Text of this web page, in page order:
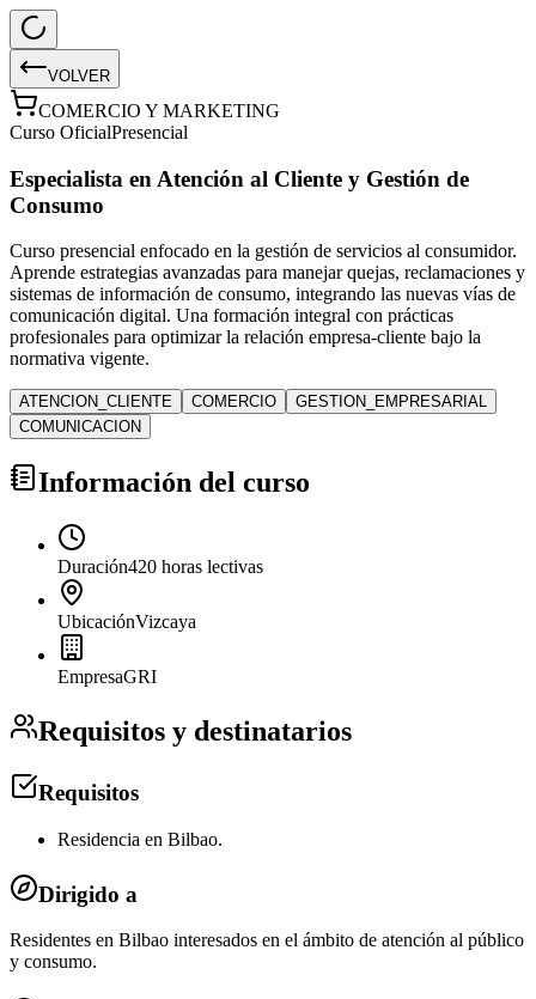
VOLVER
COMERCIO Y MARKETING
Curso OficialPresencial
Especialista en Atención al Cliente y Gestión de
Consumo
Curso presencial enfocado en la gestión de servicios al consumidor.
Aprende estrategias avanzadas para manejar quejas, reclamaciones y
sistemas de información de consumo, integrando las nuevas vías de
comunicación digital. Una formación integral con prácticas
profesionales para optimizar la relación empresa-cliente bajo la
normativa vigente.
ATENCION_CLIENTE COMERCIO
GESTION_EMPRESARIAL
COMUNICACION
Información del curso
Duración420 horas lectivas
UbicaciónVizcaya
EmpresaGRI
Requisitos y destinatarios
Requisitos
Residencia en Bilbao.
Dirigido a
Residentes en Bilbao interesados en el ámbito de atención al público
y consumo.